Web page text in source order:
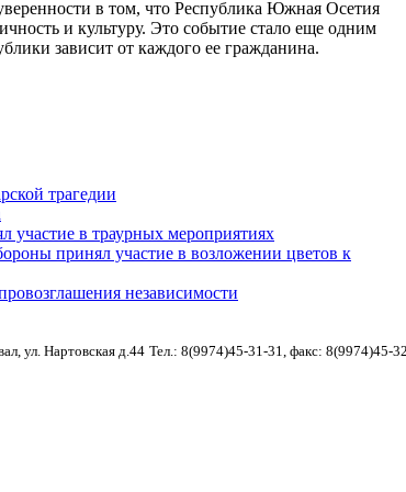
в том, что Республика Южная Осетия
и культуру. Это событие стало еще одним
зависит от каждого ее гражданина.
трагедии
участие в траурных мероприятиях
принял участие в возложении цветов к
независимости
ул. Нартовская д.44 Тел.: 8(9974)45-31-31, факс: 8(9974)45-